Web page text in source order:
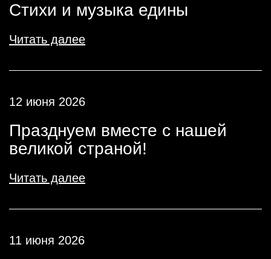
Стихи и музыка едины
Читать далее
12 июня 2026
Празднуем вместе с нашей
великой страной!
Читать далее
11 июня 2026